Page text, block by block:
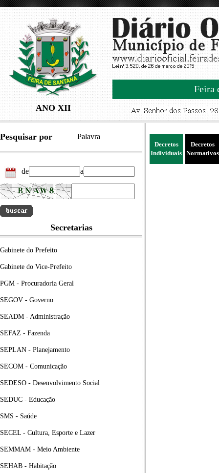
ANO XII
Feira
Pesquisar por Palavra
de a
Secretarias
Gabinete do Prefeito
Gabinete do Vice-Prefeito
PGM - Procuradoria Geral
SEGOV - Governo
SEADM - Administração
SEFAZ - Fazenda
SEPLAN - Planejamento
SECOM - Comunicação
SEDESO - Desenvolvimento Social
SEDUC - Educação
SMS - Saúde
SECEL - Cultura, Esporte e Lazer
SEMMAM - Meio Ambiente
SEHAB - Habitação
Decretos
Individuais
Decretos
Normativos